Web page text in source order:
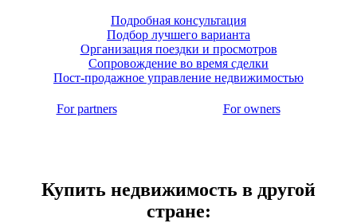
Подробная консультация
Подбор лучшего варианта
Организация поездки и просмотров
Сопровождение во время сделки
Пост-продажное управление недвижимостью
For partners For owners
Купить недвижимость в другой
стране: